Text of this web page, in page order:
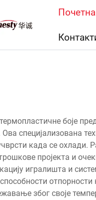
боје
Ова специјализована
када се охлади.
пројекта и
игралишта и
због своје